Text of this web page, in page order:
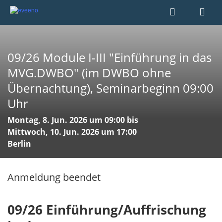
09/26 Module I-III "Einführung in das
MVG.DWBO" (im DWBO ohne
Übernachtung), Seminarbeginn 09:00
Uhr
Montag, 8. Jun. 2026 um 09:00 bis
Mittwoch, 10. Jun. 2026 um 17:00
Berlin
Anmeldung beendet
09/26 Einführung/Auffrischung